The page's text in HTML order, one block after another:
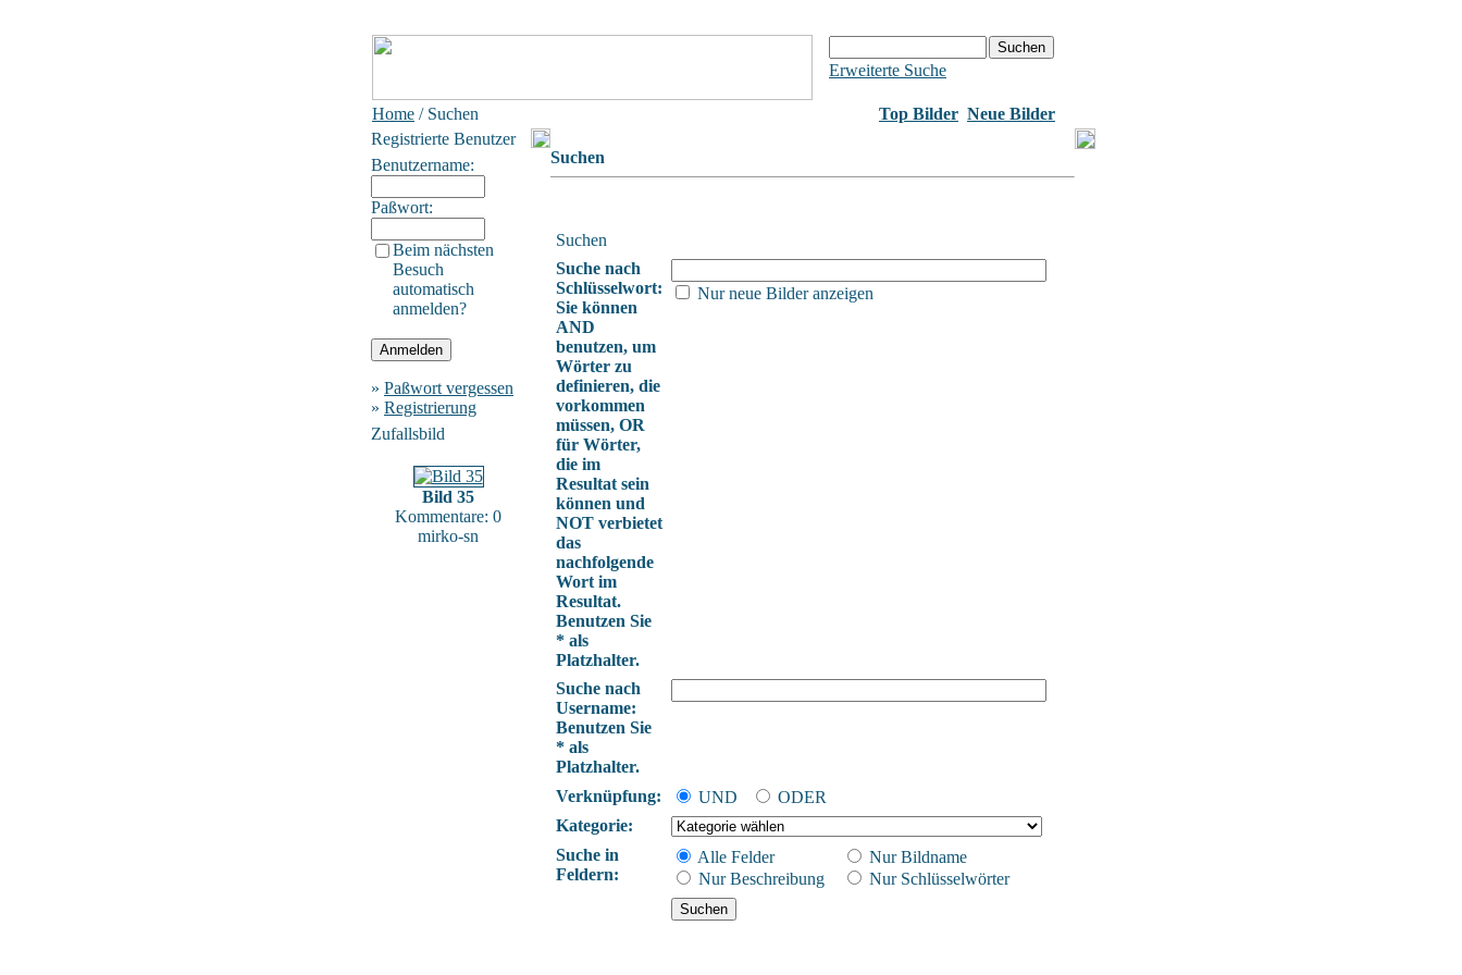
Erweiterte Suche
Home / Suchen Top Bilder Neue Bilder
Registrierte Benutzer
Benutzername:
Paßwort:
Beim nächsten
Besuch
automatisch
anmelden?
» Paßwort vergessen
» Registrierung
Zufallsbild
Bild 35
Kommentare: 0
mirko-sn
Suchen
Suchen
Suche nach
Schlüsselwort:
Sie können
AND
benutzen, um
Wörter zu
definieren, die
vorkommen
müssen, OR
für Wörter,
die im
Resultat sein
können und
NOT verbietet
das
nachfolgende
Wort im
Resultat.
Benutzen Sie
* als
Platzhalter.
Nur neue Bilder anzeigen
Suche nach
Username:
Benutzen Sie
* als
Platzhalter.
Verknüpfung:
UND
ODER
Kategorie:
Suche in
Feldern:
Alle Felder
Nur Bildname
Nur Beschreibung
Nur Schlüsselwörter